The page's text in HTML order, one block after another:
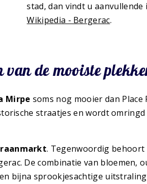
stad, dan vindt u
Wikipedia - Bergerac.
van de mooiste
Mirpe soms nog mooier dan Place
straatjes en wordt
. Tegenwoordig
De combinatie van bloemen,
bijna sprookjesachtige